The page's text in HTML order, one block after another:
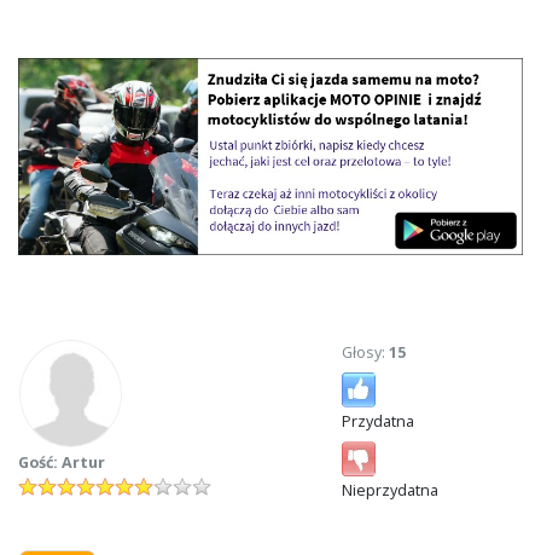
Gość: Artur
Głosy: 15
Przydatna
Nieprzydatna